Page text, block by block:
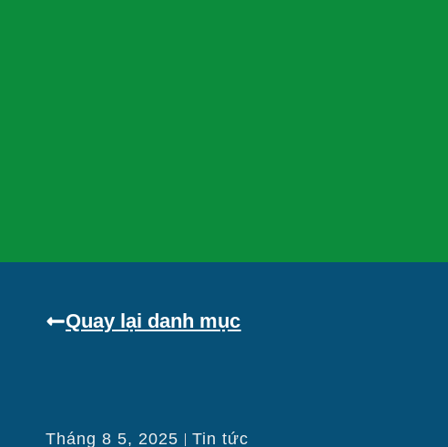
Quay lại danh mục
Tháng 8 5, 2025 Tin tức